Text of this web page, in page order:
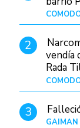
2
vendía
Rada
3
GAIMAN